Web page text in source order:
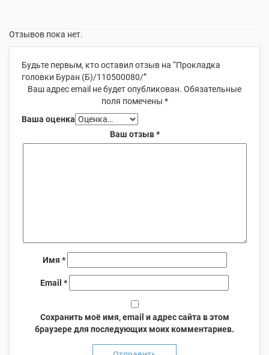
Отзывов пока нет.
Будьте первым, кто оставил отзыв на “Прокладка
головки Буран (Б)/110500080/”
Ваш адрес email не будет опубликован. Обязательные
поля помечены *
Ваша оценка
Ваш отзыв*
Имя *
Email *
Сохранить моё имя, email и адрес сайта в этом
браузере для последующих моих комментариев.